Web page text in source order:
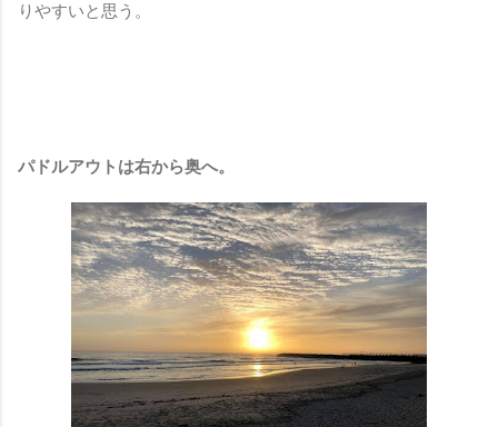
りやすいと思う。
パドルアウトは右から奥へ。